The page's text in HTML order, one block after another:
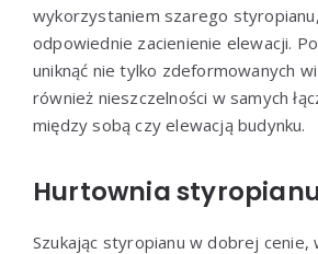
wykorzystaniem szarego
odpowiednie zacienienie elewacji.
uniknąć nie tylko zdeformowanych
również nieszczelności w samych
między sobą czy elewacją budynku.
Hurtownia
Szukając styropianu w dobrej